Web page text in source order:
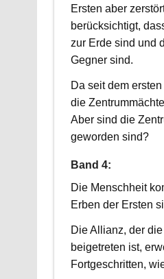
Ersten aber
berücksichtigt,
zur Erde sind und
Gegner sind.
Da seit dem
die
Aber sind die
geworden sind?
Band 4:
Die Menschheit
Erben der Ersten
Die Allianz, der
beigetreten ist,
Fortgeschritten,